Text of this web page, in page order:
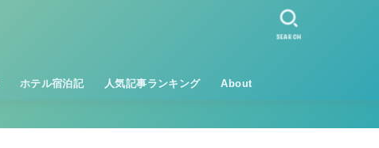
ホテル宿泊記 人気記事ランキング About
SEARCH